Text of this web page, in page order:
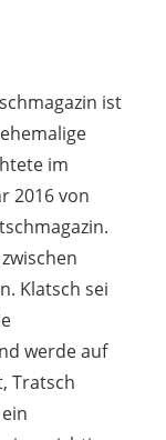
ist
im
2016 von
Klatsch sei
werde auf
Tratsch
ein